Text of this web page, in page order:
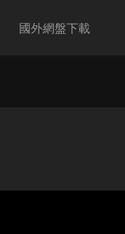
國外網盤下載